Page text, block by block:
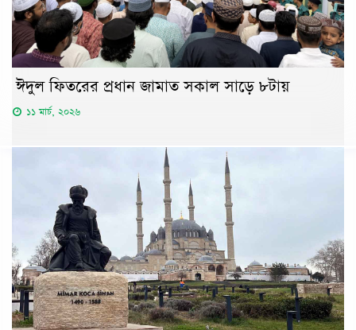
ঈদুল ফিতরের প্রধান জামাত সকাল সাড়ে ৮টায়
১১ মার্চ, ২০২৬